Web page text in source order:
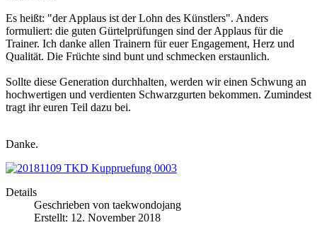
Es heißt: "der Applaus ist der Lohn des Künstlers". Anders
formuliert: die guten Gürtelprüfungen sind der Applaus für die
Trainer. Ich danke allen Trainern für euer Engagement, Herz und
Qualität. Die Früchte sind bunt und schmecken erstaunlich.
Sollte diese Generation durchhalten, werden wir einen Schwung an
hochwertigen und verdienten Schwarzgurten bekommen. Zumindest
tragt ihr euren Teil dazu bei.
Danke.
Details
Geschrieben von taekwondojang
Erstellt: 12. November 2018